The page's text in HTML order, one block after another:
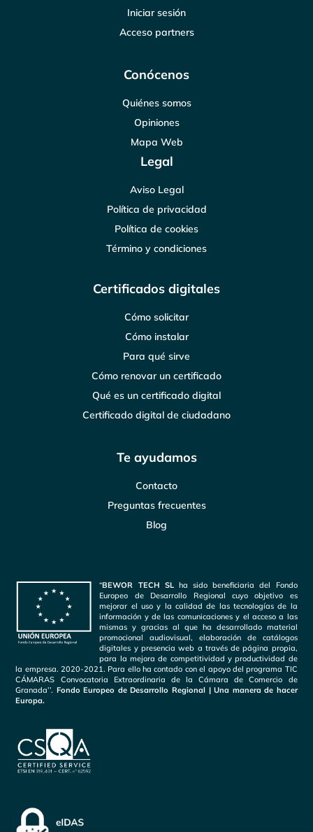
Iniciar sesión
Acceso partners
Conócenos
Quiénes somos
Opiniones
Mapa Web
Legal
Aviso Legal
Política de privacidad
Política de cookies
Término y condiciones
Certificados digitales
Cómo solicitar
Cómo instalar
Para qué sirve
Cómo renovar un certificado
Qué es un certificado digital
Certificado digital de ciudadano
Te ayudamos
Contacto
Preguntas frecuentes
Blog
“BEWOR TECH SLha sido beneficiaria del Fondo
Europeo de Desarrollo Regional cuyo objetivo es
mejorar el uso y la calidad de las tecnologías de la
información y de las comunicaciones y el acceso a las
mismas y gracias al que ha desarrollado material
promocional audiovisual, elaboración de catálogos
digitales y presencia web a través de página propia,
para la mejora de competitividad y productividad de
la empresa. 2020-2021. Para ello ha contado con el apoyo del programa TIC
CÁMARAS Convocatoria Extraordinaria de la Cámara de Comercio de
Granada’’. Fondo Europeo de Desarrollo Regional | Una manera de hacer
Europa.